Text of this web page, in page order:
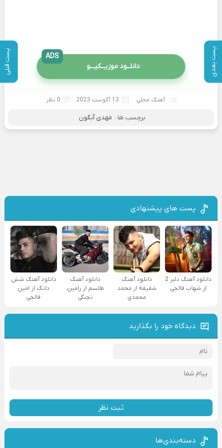
پست بعدی پست قبلی دانلــود موزیــکیـــو
ADS
آهنگ محلی 13 آگوست 2023 0 نظر
برچسب ها : مهدی آبگون
پست های پیشنهادی
دانلود آهنگ دلبر 2
از شهاب فالجی
دانلود آهنگ
شقیقه از محمد
محمدی
دانلود آهنگ
طلسم از رامین
تجنگی
دانلود آهنگ شش
دانگ از امین
فالجی
دیدگاه خود را بگذارید
ثبت نظر
دسته‌بندی‌ها